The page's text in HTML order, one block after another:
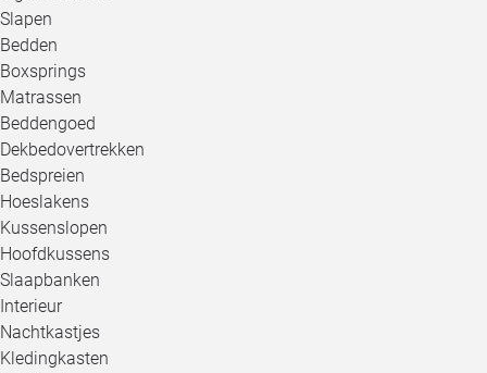
Slapen
Bedden
Boxsprings
Matrassen
Beddengoed
Dekbedovertrekken
Bedspreien
Hoeslakens
Kussenslopen
Hoofdkussens
Slaapbanken
Interieur
Nachtkastjes
Kledingkasten